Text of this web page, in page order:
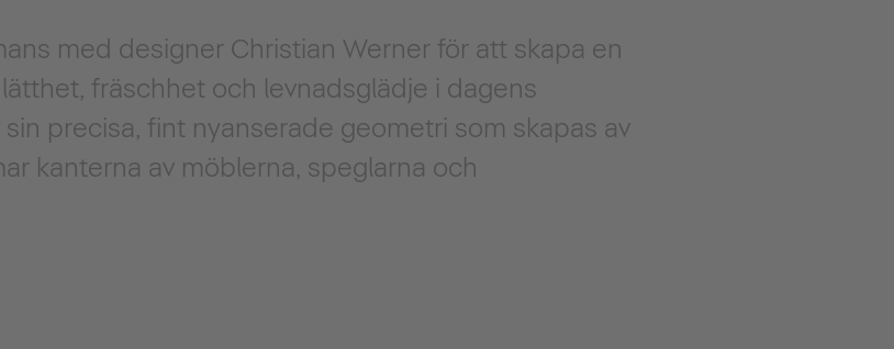
med designer Christian Werner för att skapa en
fräschhet och levnadsglädje i dagens
precisa, fint nyanserade geometri som skapas av
kanterna av möblerna, speglarna och